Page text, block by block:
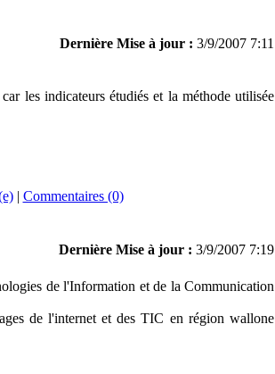
Dernière Mise à jour : 3/9/2007 7:11
les indicateurs étudiés et la méthode utilisée
| Commentaires (0)
Dernière Mise à jour : 3/9/2007 7:19
de l'Information et de la Communication
de l'internet et des TIC en région wallone